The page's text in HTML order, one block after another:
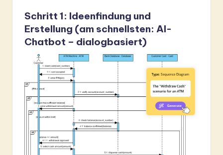
Schritt 1: Ideenfindung und
Erstellung (am schnellsten: AI-
Chatbot – dialogbasiert)